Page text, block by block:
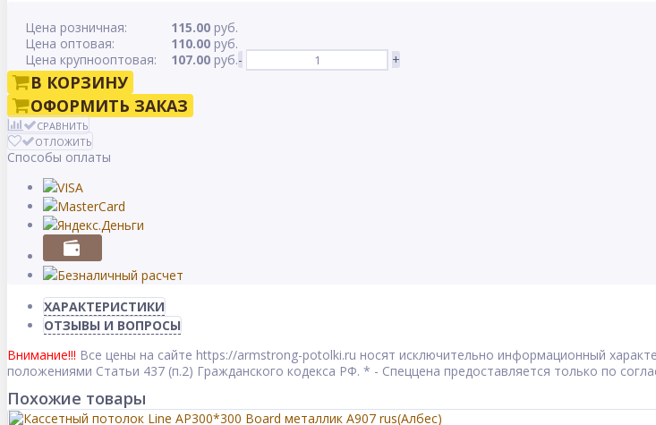
Цена розничная: 115.00 руб.
Цена оптовая:
110.00 руб.
Цена крупнооптовая:
107.00 руб.- +
В КОРЗИНУ
ОФОРМИТЬ ЗАКАЗ
СРАВНИТЬ
ОТЛОЖИТЬ
Способы оплаты
ХАРАКТЕРИСТИКИ
ОТЗЫВЫ И ВОПРОСЫ
Внимание!!! Все цены на сайте https://armstrong-potolki.ru носят исключительно информационный
положениями Статьи 437 (п.2) Гражданского кодекса РФ. * - Спеццена предоставляется только по
Похожие товары